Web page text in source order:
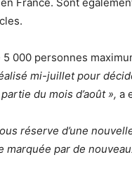
000 personnes
mi-juillet pour
du mois d’août », a
réserve d’une
par de